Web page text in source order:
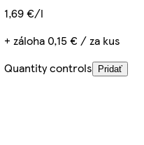
1,69 €/l
+ záloha 0,15 € / za kus
Quantity controls
Pridať